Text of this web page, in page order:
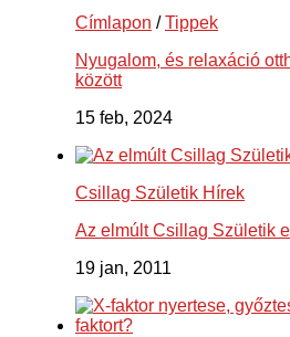
Címlapon /Tippek
Nyugalom, és relaxáció
között
15 feb, 2024
Csillag Születik Hírek
Az elmúlt Csillag Születik
19 jan, 2011